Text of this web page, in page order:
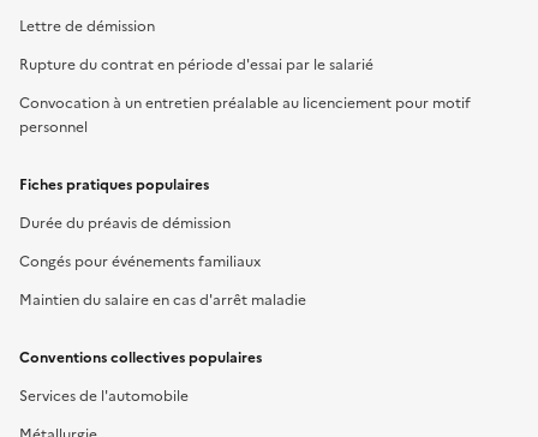
Lettre de démission
Rupture du contrat en période d'essai par le salarié
Convocation à un entretien préalable au licenciement pour motif
personnel
Fiches pratiques populaires
Durée du préavis de démission
Congés pour événements familiaux
Maintien du salaire en cas d'arrêt maladie
Conventions collectives populaires
Services de l'automobile